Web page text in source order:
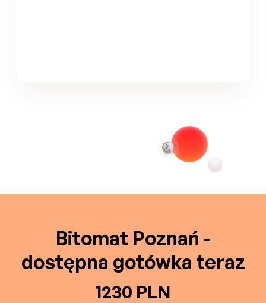
Bitomat Poznań -
dostępna gotówka teraz
1230 PLN